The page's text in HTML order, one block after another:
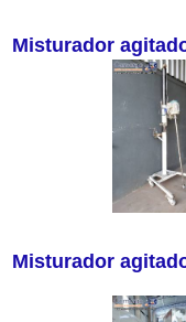
Misturador
Misturador